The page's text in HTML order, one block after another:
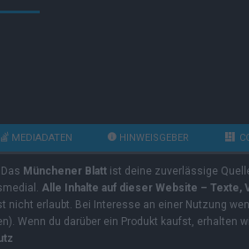
MEDIADATEN HINWEISGEBER
Münchener Blatt ist deine zuverlässige
Alle Inhalte auf dieser Website –
erlaubt. Bei Interesse an einer Nutzung
Wenn du darüber ein Produkt kaufst, erhalten